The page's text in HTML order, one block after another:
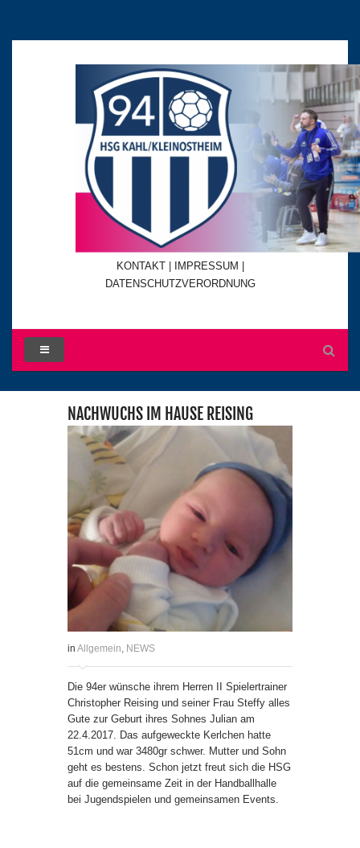
KONTAKT | IMPRESSUM |
DATENSCHUTZVERORDNUNG
NACHWUCHS IM HAUSE REISING
in Allgemein, NEWS
Die 94er wünsche ihrem Herren II Spielertrainer
Christopher Reising und seiner Frau Steffy alles
Gute zur Geburt ihres Sohnes Julian am
22.4.2017. Das aufgeweckte Kerlchen hatte
51cm und war 3480gr schwer. Mutter und Sohn
geht es bestens. Schon jetzt freut sich die HSG
auf die gemeinsame Zeit in der Handballhalle
bei Jugendspielen und gemeinsamen Events.